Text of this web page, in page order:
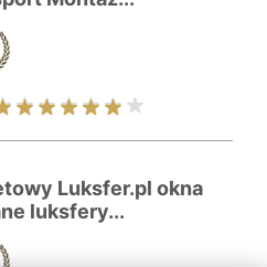
Luksfer.pl okna
luksfery...